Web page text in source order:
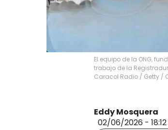
El equipo de la ONG,
trabajo de la
Caracol Radio / Getty /
Eddy Mosquera
02/06/2026 - 18:12